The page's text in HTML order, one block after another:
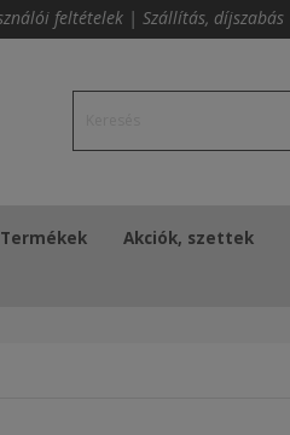
feltételek | Szállítás, díjszabás
Termékek Akciók, szettek